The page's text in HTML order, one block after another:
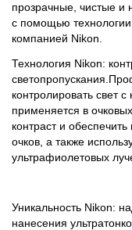
прозрачные, чистые
с помощью
компанией Nikon.
Технология Nikon:
контролировать свет
применяется в
контраст и
очков, а также
ультрафиолетовых
Уникальность Nikon:
нанесения